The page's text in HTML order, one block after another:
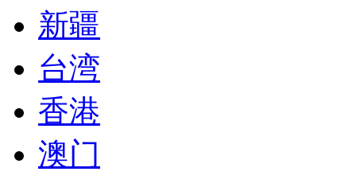
新疆
台湾
香港
澳门